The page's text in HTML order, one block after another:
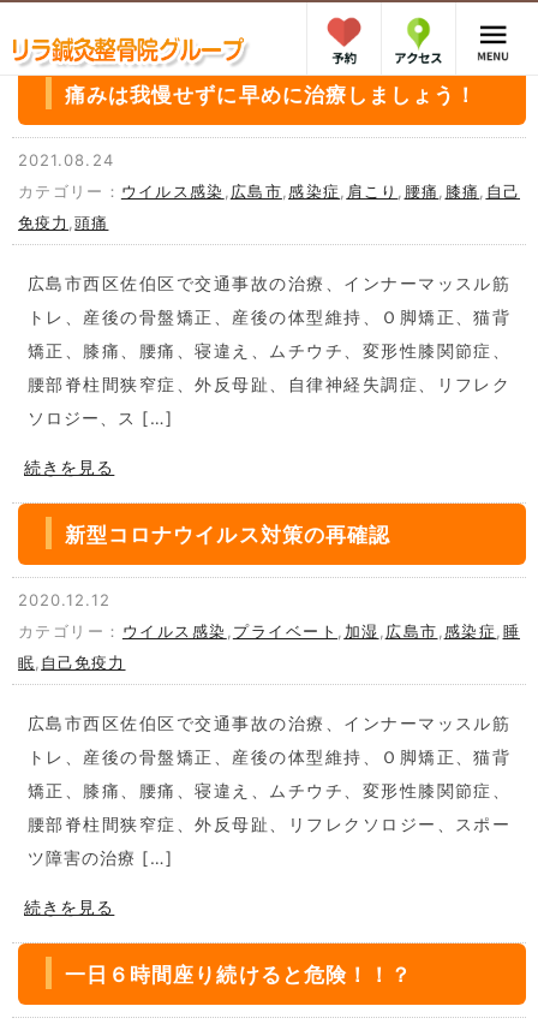
痛みは我慢せずに早めに治療しましょう！
2021.08.24
カテゴリー： ウイルス感染 広島市 ,感染症 肩こり 腰痛 膝痛 自己
免疫力 ,頭痛
広島市西区佐伯区で交通事故の治療、インナーマッスル筋
トレ、産後の骨盤矯正、産後の体型維持、Ｏ脚矯正、猫背
矯正、膝痛、腰痛、寝違え、ムチウチ、変形性膝関節症、
腰部脊柱間狭窄症、外反母趾、自律神経失調症、リフレク
ソロジー、ス […]
続きを見る
新型コロナウイルス対策の再確認
2020.12.12
カテゴリー： ウイルス感染 プライベート 加湿 広島市 感染症 睡
眠 自己免疫力
広島市西区佐伯区で交通事故の治療、インナーマッスル筋
トレ、産後の骨盤矯正、産後の体型維持、Ｏ脚矯正、猫背
矯正、膝痛、腰痛、寝違え、ムチウチ、変形性膝関節症、
腰部脊柱間狭窄症、外反母趾、リフレクソロジー、スポー
ツ障害の治療 […]
続きを見る
一日６時間座り続けると危険！！？